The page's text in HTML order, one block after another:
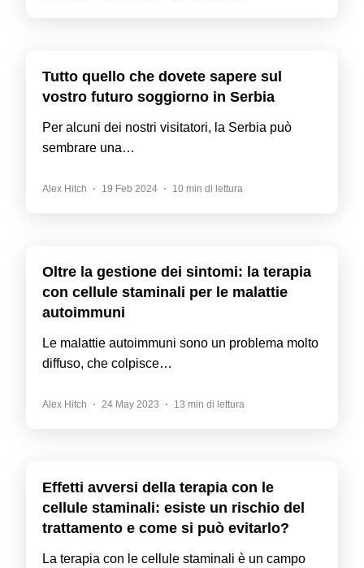
Tutto quello che dovete sapere sul
vostro futuro soggiorno in Serbia
Per alcuni dei nostri visitatori, la Serbia può
sembrare una…
Alex Hitch 19 Feb 2024 10 min di lettura
Oltre la gestione dei sintomi: la terapia
con cellule staminali per le malattie
autoimmuni
Le malattie autoimmuni sono un problema molto
diffuso, che colpisce…
Alex Hitch 24 May 2023 13 min di lettura
Effetti avversi della terapia con le
cellule staminali: esiste un rischio del
trattamento e come si può evitarlo?
La terapia con le cellule staminali è un campo